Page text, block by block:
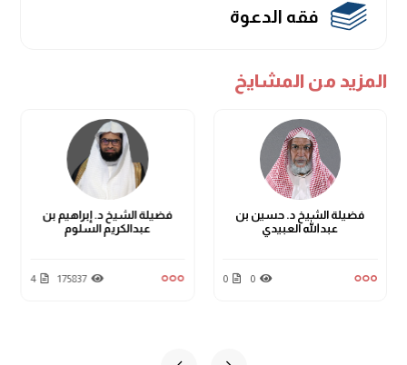
فقه الدعوة
المزيد من المشايخ
فضيلة الشيخ د. حسين بن
عبدالله العبيدي
0
0
فضيلة الشيخ د. إبراهيم بن
عبدالكريم السلوم
175837
4